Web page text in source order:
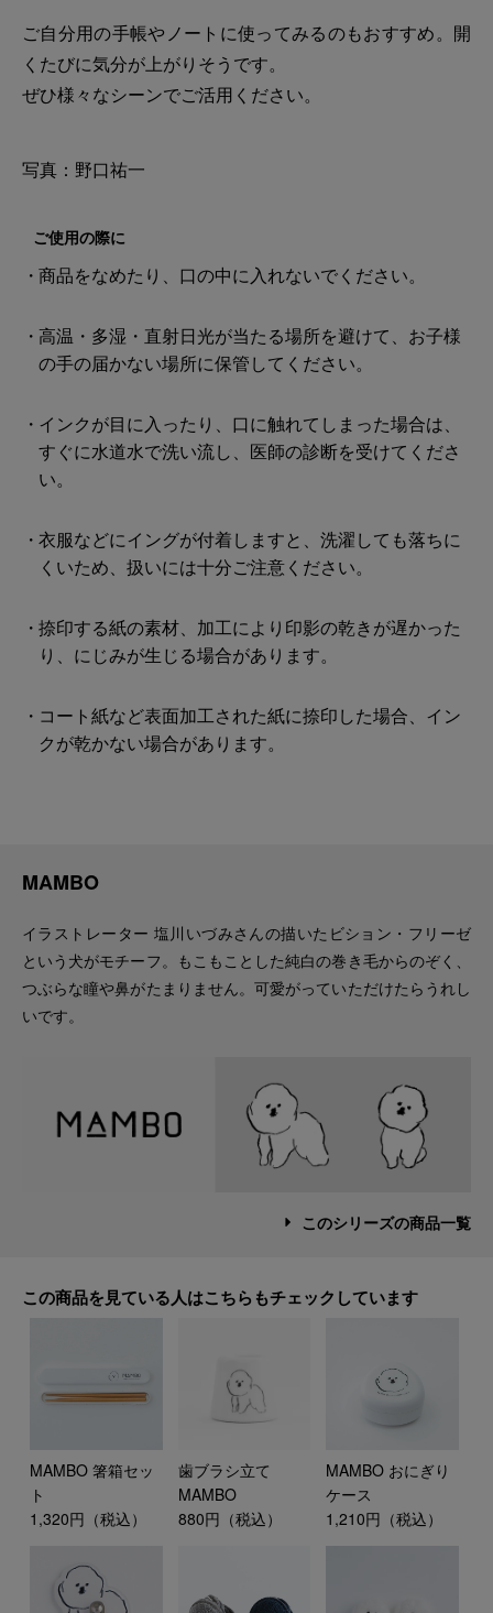
ご自分用の手帳やノートに使ってみるのもおすすめ。開
くたびに気分が上がりそうです。
ぜひ様々なシーンでご活用ください。
写真：野口祐一
ご使用の際に
商品をなめたり、口の中に入れないでください。
高温・多湿・直射日光が当たる場所を避けて、お子様
の手の届かない場所に保管してください。
インクが目に入ったり、口に触れてしまった場合は、
すぐに水道水で洗い流し、医師の診断を受けてくださ
い。
衣服などにイングが付着しますと、洗濯しても落ちに
くいため、扱いには十分ご注意ください。
捺印する紙の素材、加工により印影の乾きが遅かった
り、にじみが生じる場合があります。
コート紙など表面加工された紙に捺印した場合、イン
クが乾かない場合があります。
MAMBO
イラストレーター 塩川いづみさんの描いたビション・フリーゼ
という犬がモチーフ。もこもことした純白の巻き毛からのぞく、
つぶらな瞳や鼻がたまりません。可愛がっていただけたらうれし
いです。
このシリーズの商品一覧
この商品を見ている人はこちらもチェックしています
MAMBO 箸箱セッ
ト
1,320円（税込）
歯ブラシ立て
MAMBO
880円（税込）
MAMBO おにぎり
ケース
1,210円（税込）